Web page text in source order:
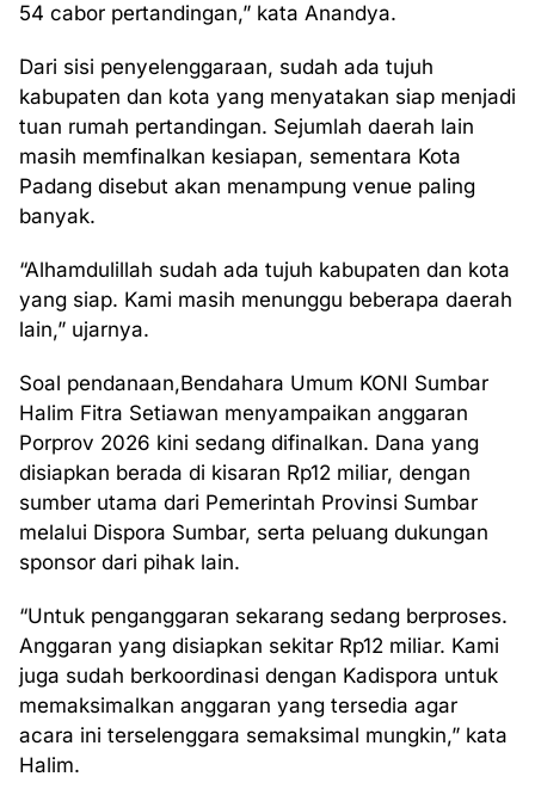
54 cabor pertandingan,” kata Anandya.
Dari sisi penyelenggaraan, sudah ada tujuh
kabupaten dan kota yang menyatakan siap menjadi
tuan rumah pertandingan. Sejumlah daerah lain
masih memfinalkan kesiapan, sementara Kota
Padang disebut akan menampung venue paling
banyak.
“Alhamdulillah sudah ada tujuh kabupaten dan kota
yang siap. Kami masih menunggu beberapa daerah
lain,” ujarnya.
Soal pendanaan,Bendahara Umum KONI Sumbar
Halim Fitra Setiawan menyampaikan anggaran
Porprov 2026 kini sedang difinalkan. Dana yang
disiapkan berada di kisaran Rp12 miliar, dengan
sumber utama dari Pemerintah Provinsi Sumbar
melalui Dispora Sumbar, serta peluang dukungan
sponsor dari pihak lain.
“Untuk penganggaran sekarang sedang berproses.
Anggaran yang disiapkan sekitar Rp12 miliar. Kami
juga sudah berkoordinasi dengan Kadispora untuk
memaksimalkan anggaran yang tersedia agar
acara ini terselenggara semaksimal mungkin,” kata
Halim.